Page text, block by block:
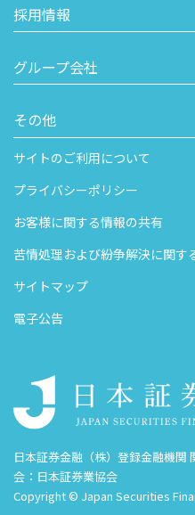
採用情報
グループ会社
その他
サイトのご利用について
プライバシーポリシー
お客様に関する情報の共有
苦情処理および紛争解決に関す
サイトマップ
電子公告
日本証券金融（株）登録金融機関
会：日本証券業協会
Copyright © Japan Securities